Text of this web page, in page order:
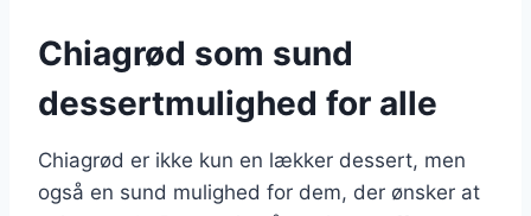
Chiagrød som sund
dessertmulighed for alle
Chiagrød er ikke kun en lækker dessert, men
også en sund mulighed for dem, der ønsker at